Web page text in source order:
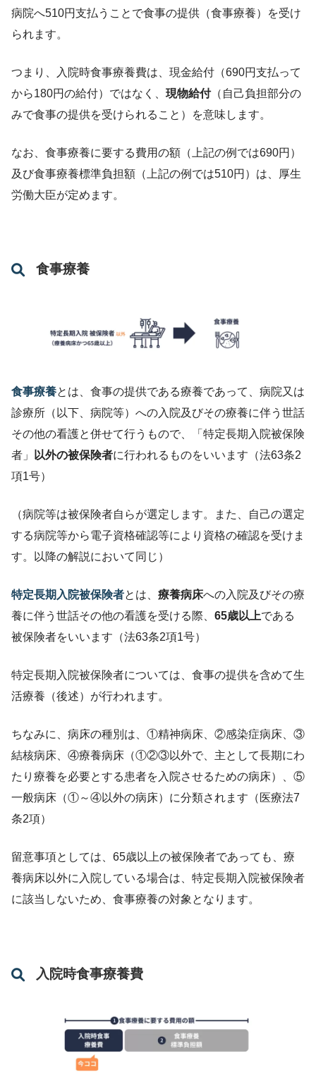
病院へ510円支払うことで食事の提供（食事療養）を受け
られます。
つまり、入院時食事療養費は、現金給付（690円支払って
から180円の給付）ではなく、 現物給付（自己負担部分の
みで食事の提供を受けられること）を意味します。
なお、食事療養に要する費用の額（上記の例では690円）
及び食事療養標準負担額（上記の例では510円）は、厚生
労働大臣が定めます。
食事療養
食事療養とは、食事の提供である療養であって、病院又は
診療所（以下、病院等）への入院及びその療養に伴う世話
その他の看護と併せて行うもので、「特定長期入院被保険
者」
以外の被保険者に行われるものをいいます（法63条2
項1号）
（病院等は被保険者自らが選定します。また、自己の選定
する病院等から電子資格確認等により資格の確認を受けま
す。以降の解説において同じ）
特定長期入院被保険者とは、 療養病床への入院及びその療
養に伴う世話その他の看護を受ける際、 65歳以上である
被保険者をいいます（法63条2項1号）
特定長期入院被保険者については、食事の提供を含めて生
活療養（後述）が行われます。
ちなみに、病床の種別は、①精神病床、②感染症病床、③
結核病床、④療養病床（①②③以外で、主として長期にわ
たり療養を必要とする患者を入院させるための病床）、⑤
一般病床（①～④以外の病床）に分類されます（医療法7
条2項）
留意事項としては、65歳以上の被保険者であっても、療
養病床以外に入院している場合は、特定長期入院被保険者
に該当しないため、食事療養の対象となります。
入院時食事療養費